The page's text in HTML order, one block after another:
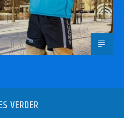
VERDER